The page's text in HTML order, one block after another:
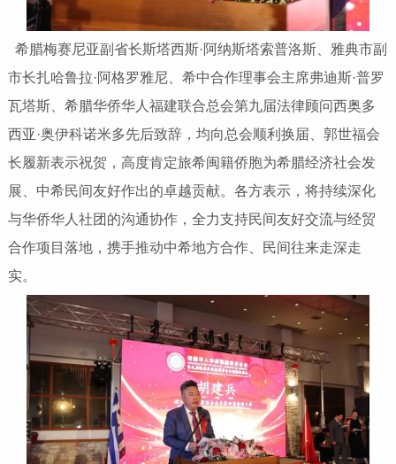
希腊梅赛尼亚副省长斯塔西斯·阿纳斯塔索普洛斯、雅典市副
市长扎哈鲁拉·阿格罗雅尼、希中合作理事会主席弗迪斯·普罗
瓦塔斯、希腊华侨华人福建联合总会第九届法律顾问西奥多
西亚·奥伊科诺米多先后致辞，均向总会顺利换届、郭世福会
长履新表示祝贺，高度肯定旅希闽籍侨胞为希腊经济社会发
展、中希民间友好作出的卓越贡献。各方表示，将持续深化
与华侨华人社团的沟通协作，全力支持民间友好交流与经贸
合作项目落地，携手推动中希地方合作、民间往来走深走
实。